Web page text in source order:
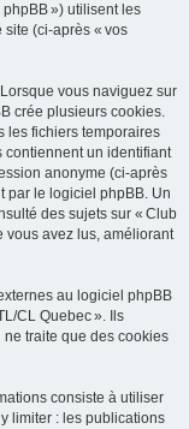
») utilisent les
(ci-après « vos
vous naviguez sur
crée plusieurs cookies.
les fichiers temporaires
contiennent un identifiant
anonyme (ci-après
par le logiciel phpBB. Un
des sujets sur « Club
vous avez lus, améliorant
au logiciel phpBB
CL Quebec ». Ils
ne traite que des cookies
consiste à utiliser
limiter : les publications